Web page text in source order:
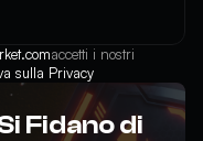
accetti i nostri
sulla Privacy
Fidano di